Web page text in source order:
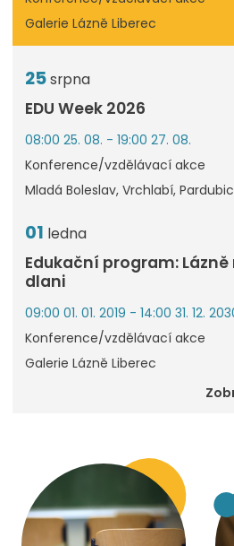
Galerie Lázně Liberec
25srpna
EDU Week 2026
08:00 25. 08. - 19:00 27. 08.
Konference/vzdělávací akce
Mladá Boleslav, Vrchlabí,
01 ledna
Edukační program:
dlani
09:00 01. 01. 2019 - 14:00 31. 12.
Konference/vzdělávací akce
Galerie Lázně Liberec